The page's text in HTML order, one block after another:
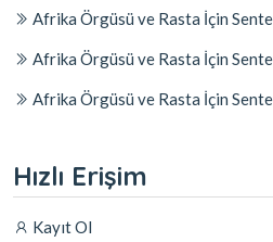
Afrika Örgüsü ve Rasta İçin
Afrika Örgüsü ve Rasta İçin
Afrika Örgüsü ve Rasta İçin
Hızlı Erişim
Kayıt Ol